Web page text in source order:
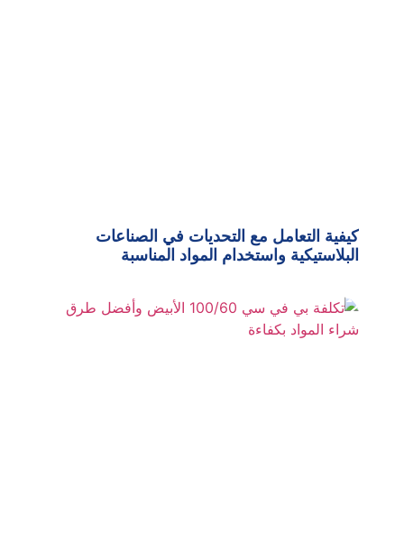
كيفية التعامل مع التحديات في الصناعات
البلاستيكية واستخدام المواد المناسبة